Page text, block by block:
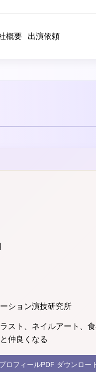
概要 出演依頼
ション演技研究所
スト、ネイルアート、
仲良くなる
プロフィールPDF ダウンロー